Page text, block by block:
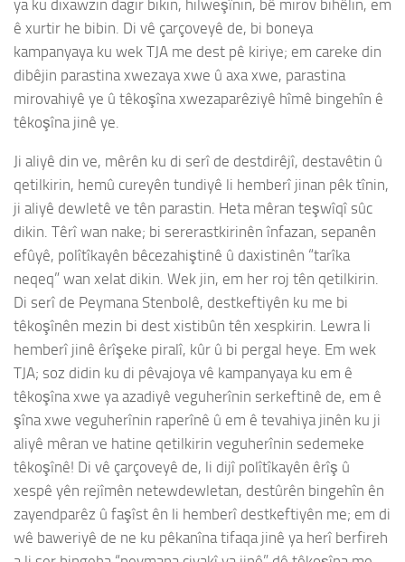
ya ku dixawzin dagir bikin, hilweşînin, bê mirov bihêlin, em
ê xurtir he bibin. Di vê çarçoveyê de, bi boneya
kampanyaya ku wek TJA me dest pê kiriye; em careke din
dibêjin parastina xwezaya xwe û axa xwe, parastina
mirovahiyê ye û têkoşîna xwezaparêziyê hîmê bingehîn ê
têkoşîna jinê ye.
Ji aliyê din ve, mêrên ku di serî de destdirêjî, destavêtin û
qetilkirin, hemû cureyên tundiyê li hemberî jinan pêk tînin,
ji aliyê dewletê ve tên parastin. Heta mêran teşwîqî sûc
dikin. Têrî wan nake; bi sererastkirinên înfazan, sepanên
efûyê, polîtîkayên bêcezahiştinê û daxistinên “tarîka
neqeq” wan xelat dikin. Wek jin, em her roj tên qetilkirin.
Di serî de Peymana Stenbolê, destkeftiyên ku me bi
têkoşînên mezin bi dest xistibûn tên xespkirin. Lewra li
hemberî jinê êrîşeke piralî, kûr û bi pergal heye. Em wek
TJA; soz didin ku di pêvajoya vê kampanyaya ku em ê
têkoşîna xwe ya azadiyê veguherînin serkeftinê de, em ê
şîna xwe veguherînin raperînê û em ê tevahiya jinên ku ji
aliyê mêran ve hatine qetilkirin veguherînin sedemeke
têkoşînê! Di vê çarçoveyê de, li dijî polîtîkayên êrîş û
xespê yên rejîmên netewdewletan, destûrên bingehîn ên
zayendparêz û faşîst ên li hemberî destkeftiyên me; em di
wê baweriyê de ne ku pêkanîna tifaqa jinê ya herî berfireh